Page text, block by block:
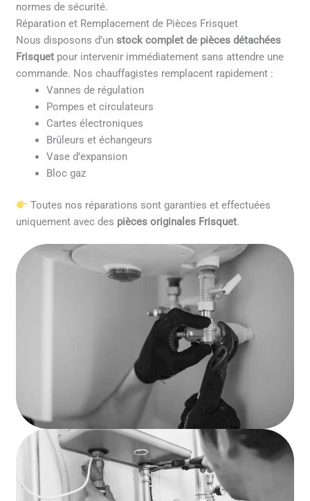
normes de sécurité.
Réparation et Remplacement de Pièces Frisquet
Nous disposons d’unstock complet de pièces détachées
Frisquet pour intervenir immédiatement sans attendre une
commande. Nos chauffagistes remplacent rapidement :
Vannes de régulation
Pompes et circulateurs
Cartes électroniques
Brûleurs et échangeurs
Vase d’expansion
Bloc gaz
Toutes nos réparations sont garanties et effectuées
uniquement avec des pièces originales Frisquet.